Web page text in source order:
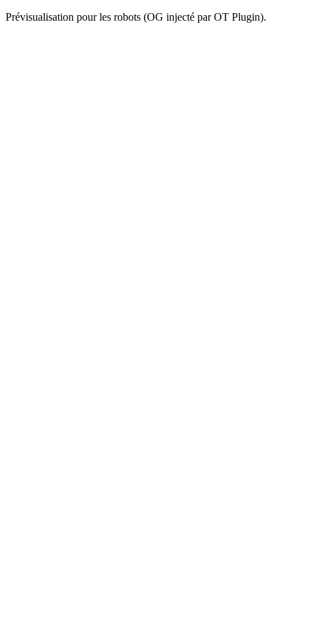
Prévisualisation pour les robots (OG injecté par OT Plugin).